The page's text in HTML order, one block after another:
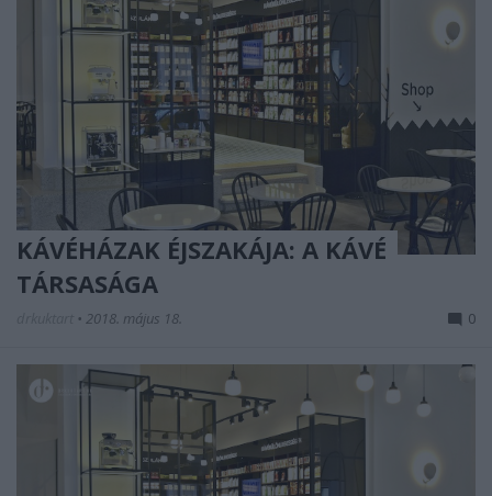
KÁVÉHÁZAK ÉJSZAKÁJA: A KÁVÉ
TÁRSASÁGA
• 2018. május 18. 0